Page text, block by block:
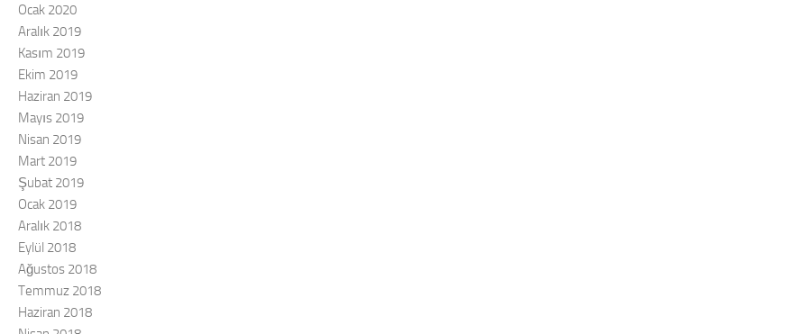
Ocak 2020
Aralık 2019
Kasım 2019
Ekim 2019
Haziran 2019
Mayıs 2019
Nisan 2019
Mart 2019
Şubat 2019
Ocak 2019
Aralık 2018
Eylül 2018
Ağustos 2018
Temmuz 2018
Haziran 2018